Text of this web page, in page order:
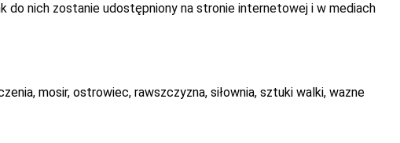
do nich zostanie udostępniony na stronie internetowej i w mediach
, mosir, ostrowiec, rawszczyzna, siłownia, sztuki walki, wazne